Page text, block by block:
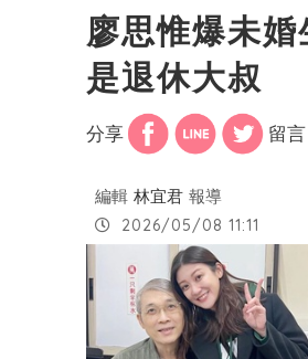
廖思惟爆未
是退休大叔
分享 留言
編輯 林宜君 報導
2026/05/08 11:11